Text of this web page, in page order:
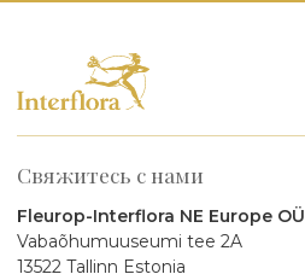
Свяжитесь с нами
Fleurop-Interflora NE Europe OÜ
Vabaõhumuuseumi tee 2A
13522 Tallinn Estonia